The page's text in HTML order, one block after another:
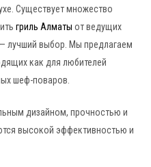
Существует множество
гриль Алматы от ведущих
— лучший выбор. Мы предлагаем
как для любителей
шеф-поваров.
дизайном, прочностью и
высокой эффективностью и